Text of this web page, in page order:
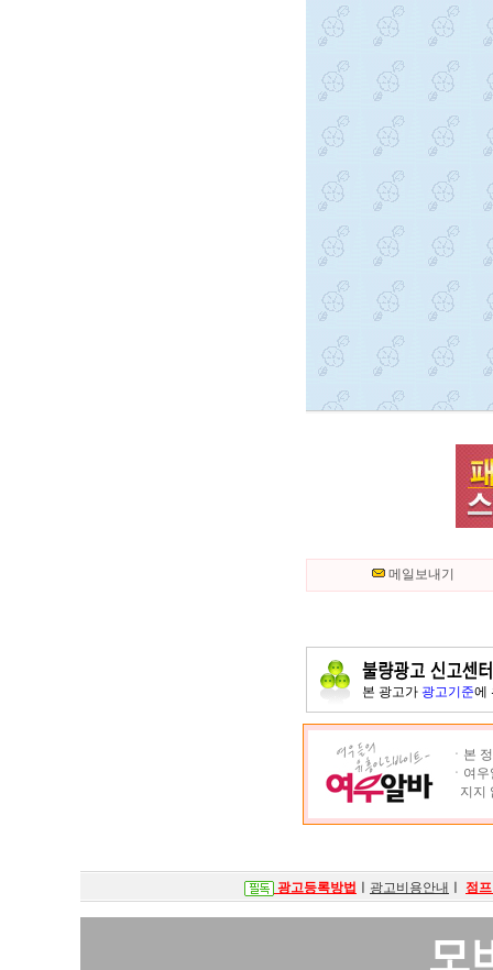
메일보내기
본 광고가 광고기준에
ㆍ본
ㆍ여
지지
광고등록방법 광고비용안내 점
모